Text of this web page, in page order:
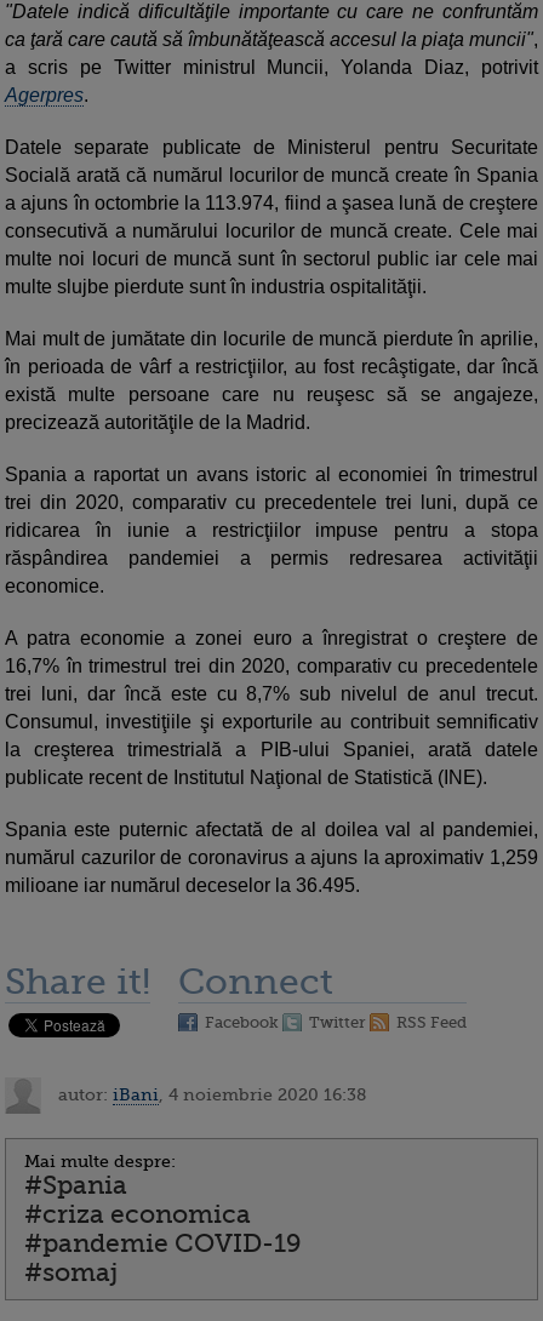
"Datele indică dificultăţile importante cu care ne confruntăm
ca ţară care caută să îmbunătăţească accesul la piaţa muncii",
a scris pe Twitter ministrul Muncii, Yolanda Diaz, potrivit
Agerpres.
Datele separate publicate de Ministerul pentru Securitate
Socială arată că numărul locurilor de muncă create în Spania
a ajuns în octombrie la 113.974, fiind a şasea lună de creştere
consecutivă a numărului locurilor de muncă create. Cele mai
multe noi locuri de muncă sunt în sectorul public iar cele mai
multe slujbe pierdute sunt în industria ospitalităţii.
Mai mult de jumătate din locurile de muncă pierdute în aprilie,
în perioada de vârf a restricţiilor, au fost recâştigate, dar încă
există multe persoane care nu reuşesc să se angajeze,
precizează autorităţile de la Madrid.
Spania a raportat un avans istoric al economiei în trimestrul
trei din 2020, comparativ cu precedentele trei luni, după ce
ridicarea în iunie a restricţiilor impuse pentru a stopa
răspândirea pandemiei a permis redresarea activităţii
economice.
A patra economie a zonei euro a înregistrat o creştere de
16,7% în trimestrul trei din 2020, comparativ cu precedentele
trei luni, dar încă este cu 8,7% sub nivelul de anul trecut.
Consumul, investiţiile şi exporturile au contribuit semnificativ
la creşterea trimestrială a PIB-ului Spaniei, arată datele
publicate recent de Institutul Naţional de Statistică (INE).
Spania este puternic afectată de al doilea val al pandemiei,
numărul cazurilor de coronavirus a ajuns la aproximativ 1,259
milioane iar numărul deceselor la 36.495.
Share it! Connect
Facebook Twitter RSS Feed
autor: iBani , 4 noiembrie 2020 16:38
Mai multe despre:
#Spania
#criza economica
#pandemie COVID-19
#somaj